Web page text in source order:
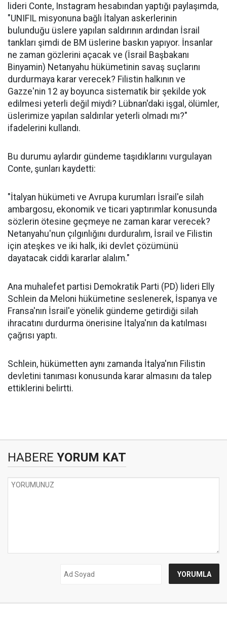
lideri Conte, Instagram hesabından yaptığı paylaşımda,
"UNIFIL misyonuna bağlı İtalyan askerlerinin
bulunduğu üslere yapılan saldırının ardından İsrail
tankları şimdi de BM üslerine baskın yapıyor. İnsanlar
ne zaman gözlerini açacak ve (İsrail Başbakanı
Binyamin) Netanyahu hükümetinin savaş suçlarını
durdurmaya karar verecek? Filistin halkının ve
Gazze'nin 12 ay boyunca sistematik bir şekilde yok
edilmesi yeterli değil miydi? Lübnan'daki işgal, ölümler,
üslerimize yapılan saldırılar yeterli olmadı mı?"
ifadelerini kullandı.
Bu durumu aylardır gündeme taşıdıklarını vurgulayan
Conte, şunları kaydetti:
"İtalyan hükümeti ve Avrupa kurumları İsrail'e silah
ambargosu, ekonomik ve ticari yaptırımlar konusunda
sözlerin ötesine geçmeye ne zaman karar verecek?
Netanyahu'nun çılgınlığını durduralım, İsrail ve Filistin
için ateşkes ve iki halk, iki devlet çözümünü
dayatacak ciddi kararlar alalım."
Ana muhalefet partisi Demokratik Parti (PD) lideri Elly
Schlein da Meloni hükümetine seslenerek, İspanya ve
Fransa'nın İsrail'e yönelik gündeme getirdiği silah
ihracatını durdurma önerisine İtalya'nın da katılması
çağrısı yaptı.
Schlein, hükümetten aynı zamanda İtalya'nın Filistin
devletini tanıması konusunda karar almasını da talep
ettiklerini belirtti.
HABERE YORUM KAT